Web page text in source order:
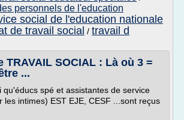
personnels de l'education
social de l'education nationale
de travail social / travail d
TRAVAIL SOCIAL : Là où 3 =
...
qu'éducs spé et assistantes de service
les intimes) EST EJE, CESF ...sont reçus